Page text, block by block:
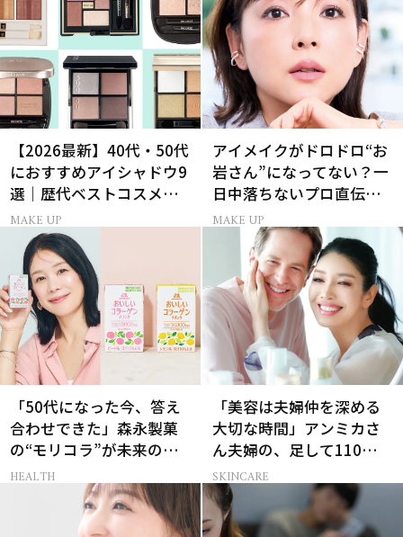
【2026最新】40代・50代
におすすめアイシャドウ9
選｜歴代ベストコスメ受
賞まとめ
MAKE UP
アイメイクがドロドロ“お
岩さん”になってない？一
日中落ちないプロ直伝
「仕込みパウダー」
MAKE UP
「50代になった今、答え
合わせできた」森永製菓
の“モリコラ”が未来のキ
レイを連れてくる！
HEALTH
「美容は夫婦仲を深める
大切な時間」アンミカさ
ん夫婦の、足して110歳で
も”今の方が上向き肌”な
理由
SKINCARE